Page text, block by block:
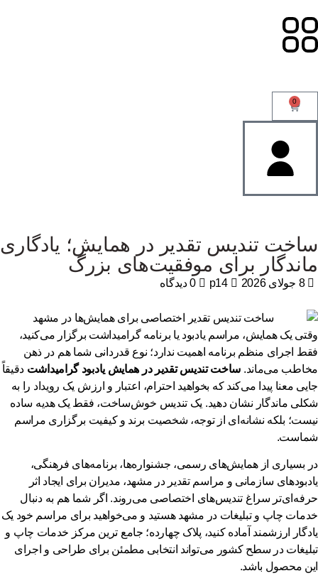
0
تندیس تقدیر در همایش؛ یادگاری
برای موفقیت‌های بزرگ
8 جولای 2026 p14 0 دیدگاه
یک همایش، مراسم یادبود یا برنامه گرامیداشت برگزار می‌کنید،
اجرای منظم برنامه اهمیت ندارد؛ نوع قدردانی شما هم در ذهن
می‌ماند.ساخت تندیس تقدیر در همایش یادبود گرامیداشتدقیقاً
معنا پیدا می‌کند که بخواهید احترام، اعتبار و ارزش یک رویداد را به
ماندگار نشان دهید. یک تندیس خوش‌ساخت، فقط یک هدیه ساده
بلکه نشانه‌ای از توجه، شخصیت برند و کیفیت برگزاری مراسم
بسیاری از همایش‌های رسمی، جشنواره‌ها، برنامه‌های فرهنگی،
سازمانی و مراسم تقدیر در مشهد، مدیران برای ایجاد اثر
سراغ تندیس‌های اختصاصی می‌روند. اگر شما هم به دنبال
چاپ و تبلیغات در مشهدهستید و می‌خواهید برای مراسم خود یک
ارزشمند آماده کنید،پلاک چهارده؛ جامع ترین مرکز خدمات چاپ و
در سطح کشورمی‌تواند انتخابی مطمئن برای طراحی و اجرای
محصول باشد.